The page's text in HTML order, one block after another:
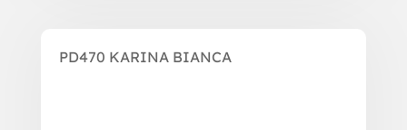
PD470 KARINA BIANCA